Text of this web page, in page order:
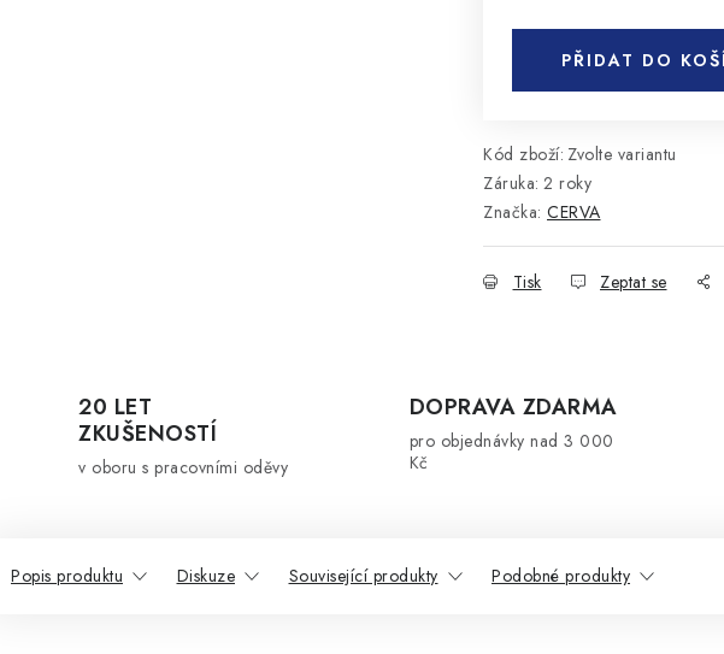
PŘIDAT DO
Kód zboží: Zvolte variantu
Záruka: 2 roky
Značka: CERVA
Tisk Zeptat se
20 LET
ZKUŠENOSTÍ
v oboru s pracovními oděvy
DOPRAVA ZDARMA
pro objednávky nad 3 000
Kč
Popis produktu Diskuze Související produkty Podobné produkty